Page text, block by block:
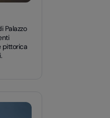
Palazzo
pittorica